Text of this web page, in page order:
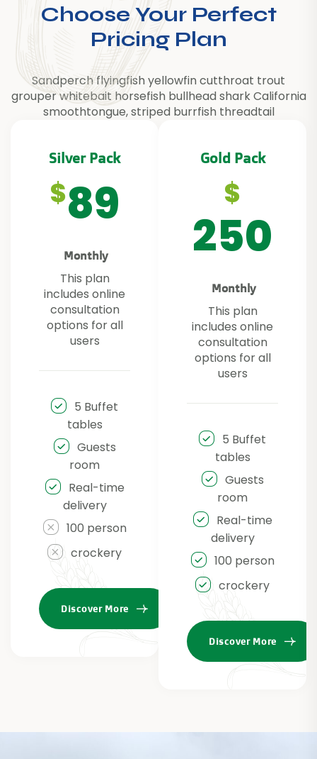
Choose Your Perfect
Pricing Plan
Sandperch flyingfish yellowfin cutthroat trout
grouper whitebait horsefish bullhead shark California
smoothtongue, striped burrfish threadtail
Silver Pack
$89
Monthly
This plan
includes online
consultation
options for all
users
5 Buffet
tables
Guests
room
Real-time
delivery
100 person
crockery
Discover More
Gold Pack
$
250
Monthly
This plan
includes online
consultation
options for all
users
5 Buffet
tables
Guests
room
Real-time
delivery
100 person
crockery
Discover More